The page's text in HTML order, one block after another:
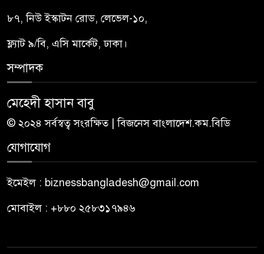
৮৭, নিউ ইস্কাটন রোড, লেভেল-১০,
ফ্ল্যাট ৯/বি, এসি মার্কেট, ঢাকা।
সম্পাদক
মেহেদী হাসান বাবু
© ২০২৪ সর্বস্বত্ব সংরক্ষিত | বিজনেস বাংলাদেশ.কম.বিডি
যোগাযোগ
ইমেইল : biznessbangladesh@gmail.com
মোবাইল : +৮৮০ ২৫৮৩১৭৯৪৬